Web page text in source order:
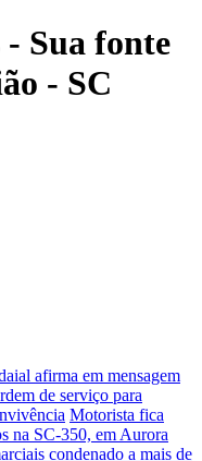
Sua fonte
- SC
afirma em mensagem
de serviço para
Motorista fica
na SC-350, em Aurora
condenado a mais de